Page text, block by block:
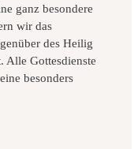
ganz besondere
wir das
des Heilig
Alle Gottesdienste
besonders